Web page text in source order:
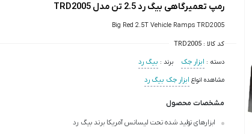
رمپ تعمیرگاهی بیگ رد 2.5 تن مدل TRD2005
Big Red 2.5T Vehicle Ramps TRD2005
کد کالا : TRD2005
دسته : ابزار جک برند : بیگ رد
مشاهده انواع ابزار جک بیگ رد
مشخصات محصول
ابزارهای تولید شده تحت لیسانس آمریکا برند بیگ رد